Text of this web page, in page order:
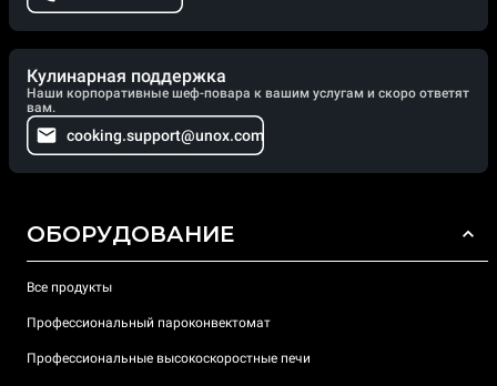
Кулинарная поддержка
Наши корпоративные шеф-повара к вашим услугам и скоро ответят
вам.
cooking.support@unox.com
ОБОРУДОВАНИЕ
Все продукты
Профессиональный пароконвектомат
Профессиональные высокоскоростные печи